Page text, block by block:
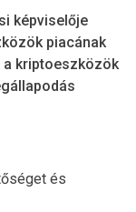
képviselője
piacának
a kriptoeszközök
és